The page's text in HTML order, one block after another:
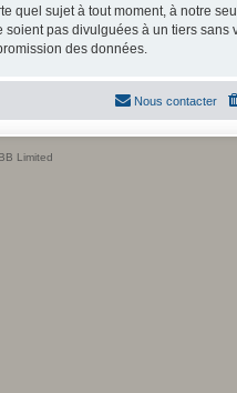
quel sujet à tout moment, à notre
pas divulguées à un tiers sans
des données.
Nous contacter
Limited